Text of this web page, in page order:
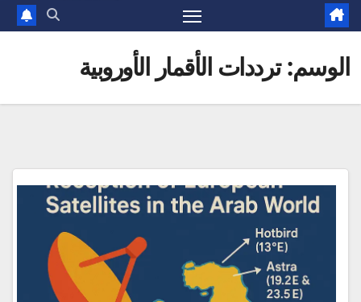
الوسم:ترددات الأقمار الأوروبية